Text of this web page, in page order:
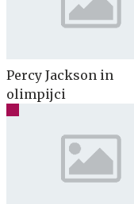
Percy Jackson in
olimpijci